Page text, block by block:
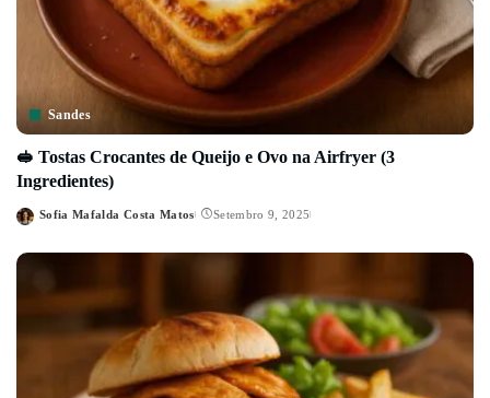
Sandes
🥪 Tostas Crocantes de Queijo e Ovo na Airfryer (3
Ingredientes)
Posted
Sofia Mafalda Costa Matos Setembro 9, 2025